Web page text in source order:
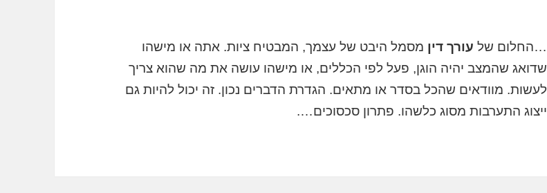
…החלום של עורך דין מסמל היבט של עצמך, המבטיח ציות. אתה או מישהו
שדואג שהמצב יהיה הוגן, פעל לפי הכללים, או מישהו עושה את מה שהוא צריך
לעשות. מוודאים שהכל בסדר או מתאים. הגדרת הדברים נכון. זה יכול להיות גם
ייצוג התערבות מסוג כלשהו. פתרון סכסוכים….